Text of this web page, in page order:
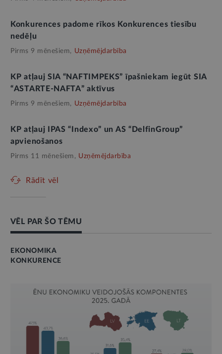
Konkurences padome rīkos Konkurences tiesību
nedēļu
Pirms 9 mēnešiem, Uzņēmējdarbība
KP atļauj SIA “NAFTIMPEKS” īpašniekam iegūt SIA
“ASTARTE-NAFTA” aktīvus
Pirms 9 mēnešiem, Uzņēmējdarbība
KP atļauj IPAS “Indexo” un AS “DelfinGroup”
apvienošanos
Pirms 11 mēnešiem, Uzņēmējdarbība
Rādīt vēl
VĒL PAR ŠO TĒMU
EKONOMIKA
KONKURENCE